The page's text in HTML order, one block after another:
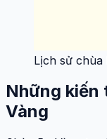
Lịch sử chùa
Những kiến
Vàng